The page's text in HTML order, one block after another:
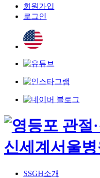
회원가입
로그인
SSGH소개